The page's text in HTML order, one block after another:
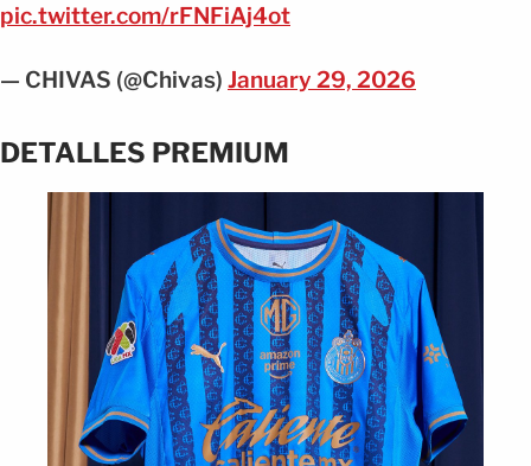
pic.twitter.com/rFNFiAj4ot
— CHIVAS (@Chivas) January 29, 2026
DETALLES PREMIUM